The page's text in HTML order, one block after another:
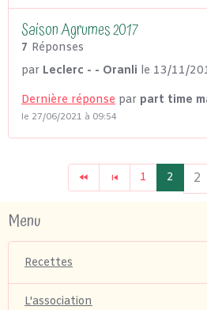
Saison Agrumes 2017
7 Réponses
par Leclerc - - Oranli le 13/11/
Dernière réponse par part time
le 27/06/2021 à 09:54
1 2
Menu
Recettes
L'association